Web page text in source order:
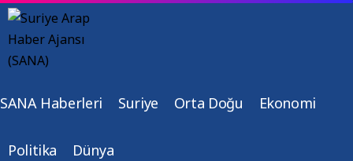
SANA Haberleri Suriye Orta Doğu Ekonomi
Politika Dünya